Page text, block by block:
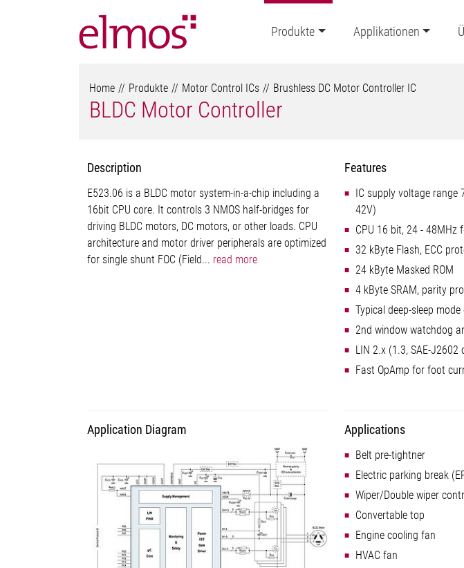
Produkte Applikationen
Home Produkte Motor Control ICs Brushless DC Motor Controller IC
BLDC Motor Controller
Description
E523.06 is a BLDC motor system-in-a-chip including a
16bit CPU core. It controls 3 NMOS half-bridges for
driving BLDC motors, DC motors, or other loads. CPU
architecture and motor driver peripherals are optimized
for single shunt FOC (Field... read more
Features
IC supply voltage range
42V)
CPU 16 bit, 24 - 48MHz
32 kByte Flash, ECC
24 kByte Masked ROM
4 kByte SRAM, parity
Typical deep-sleep
2nd window watchdog
LIN 2.x (1.3, SAE-
Fast OpAmp for foot
Application Diagram Applications
Belt pre-tightner
Electric parking break
Wiper/Double wiper
Convertable top
Engine cooling fan
HVAC fan